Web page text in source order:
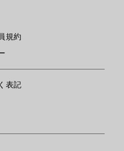
規約
表記